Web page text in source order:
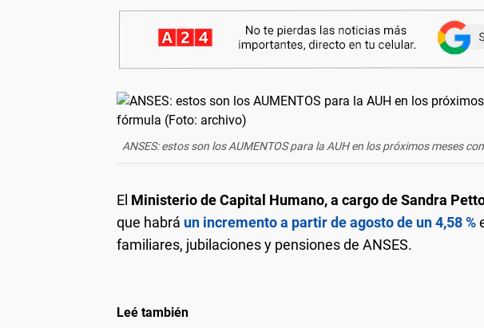
ANSES: estos son los AUMENTOS para la AUH en los próximos meses
El Ministerio de Capital Humano, a cargo de Sandra
que habrá un incremento a partir de agosto de un 4,58 %
familiares, jubilaciones y pensiones de ANSES.
Leé también